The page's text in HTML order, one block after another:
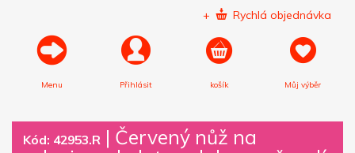
+ Rychlá objednávka
Menu Přihlásit košík Můj výběr
Kód: 42953.R | Červený nůž na